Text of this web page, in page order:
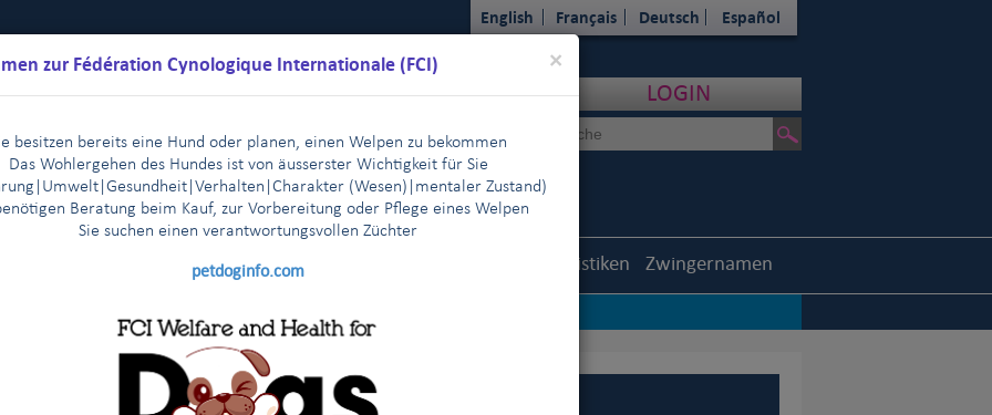
×
zur Fédération Cynologique Internationale (FCI)
besitzen bereits eine Hund oder planen, einen Welpen zu bekommen
Das Wohlergehen des Hundes ist von äusserster Wichtigkeit für Sie
(Wesen) |mentaler Zustand)
Beratung beim Kauf, zur Vorbereitung oder Pflege eines Welpen
Sie suchen einen verantwortungsvollen Züchter
petdoginfo.com
English Français Deutsch Español
LOGIN
Ergebnisse Statistiken Zwingernamen
FCI